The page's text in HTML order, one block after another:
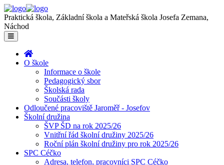
Praktická škola, Základní škola a Mateřská škola Josefa Zemana,
Náchod
O škole
Informace o škole
Pedagogický sbor
Školská rada
Součásti školy
Odloučené pracoviště Jaroměř - Josefov
Školní družina
ŠVP ŠD na rok 2025/26
Vnitřní řád školní družiny 2025/26
Roční plán školní družiny pro rok 2025/26
SPC Céčko
Adresa, telefon, pracovníci SPC Céčko